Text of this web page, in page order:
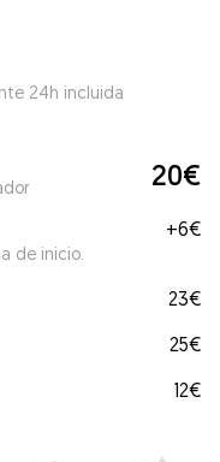
24h incluida
20€
de inicio.
+6€
23€
25€
12€